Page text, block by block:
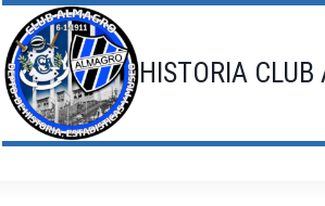
Saltar
al
contenido
HISTORIA CLUB